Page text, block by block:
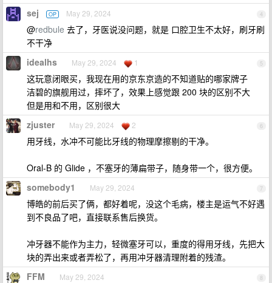
4
sej OP May 29, 2024
@redbule 去了，牙医说没问题，就是 口腔卫生不太好，刷牙刷
不干净
5
idealhs May 29, 2024 1
这玩意闭眼买，我现在用的京东京造的不知道贴的哪家牌子
洁碧的旗舰用过，摔坏了，效果上感觉跟 200 块的区别不大
但是用和不用，区别很大
6
zjuster May 29, 2024 2
用牙线，水冲不可能比牙线的物理摩擦剔的干净。
Oral-B 的 Glide ，不塞牙的薄扁带子，随身带一个，很方便。
7
somebody1 May 29, 2024
博皓的前后买了俩，都好着呢，没这个毛病，楼主是运气不好遇
到不良品了吧，直接联系售后换货。
冲牙器不能作为主力，轻微塞牙可以，重度的得用牙线，先把大
块的弄出来或者弄松了，再用冲牙器清理附着的残渣。
8
FFM May 29, 2024